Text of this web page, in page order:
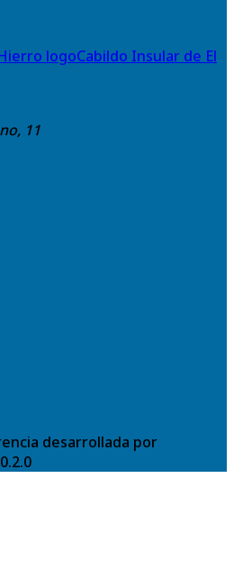
Cabildo Insular de El
11
desarrollada por